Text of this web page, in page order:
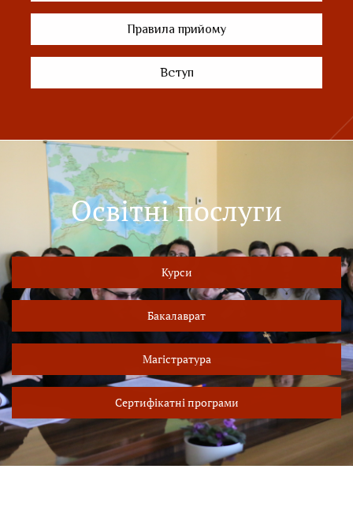
Правила прийому
Вступ
Освітні послуги
Курси
Бакалаврат
Магістратура
Сертифікатні програми